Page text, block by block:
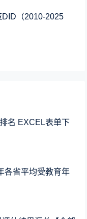
（2010-2025
名 EXCEL表单下
各省平均受教育年